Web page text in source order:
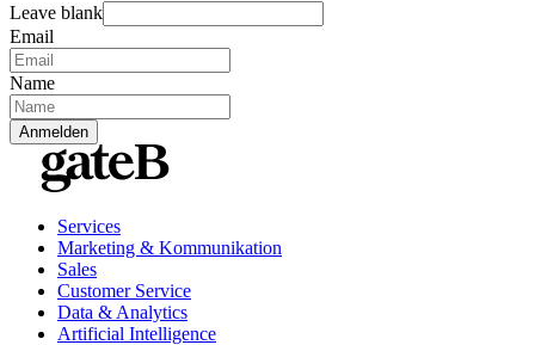
Leave blank
Email
Name
Anmelden
Services
Marketing & Kommunikation
Sales
Customer Service
Data & Analytics
Artificial Intelligence